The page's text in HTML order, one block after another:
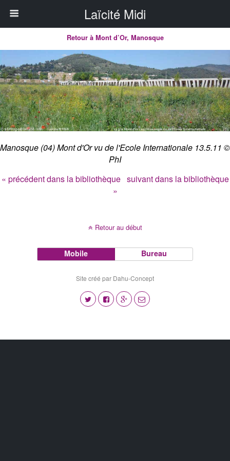
Laïcité Midi
Retour à Mont d’Or, Manosque
Manosque (04) Mont d'Or vu de l'Ecole Internationale 13.5.11 ©
PhI
« précédent dans la bibliothèque suivant dans la bibliothèque
»
Retour au début
Mobile Bureau
Site créé par Dahu-Concept